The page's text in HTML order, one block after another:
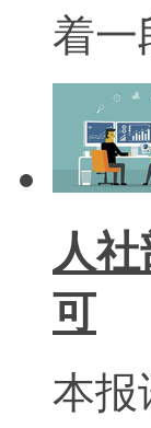
着一
人
可
本报